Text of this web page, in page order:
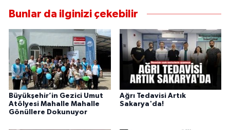
Bunlar da ilginizi çekebilir
Büyükşehir’in Gezici Umut
Atölyesi Mahalle Mahalle
Gönüllere Dokunuyor
Ağrı Tedavisi Artık
Sakarya'da!